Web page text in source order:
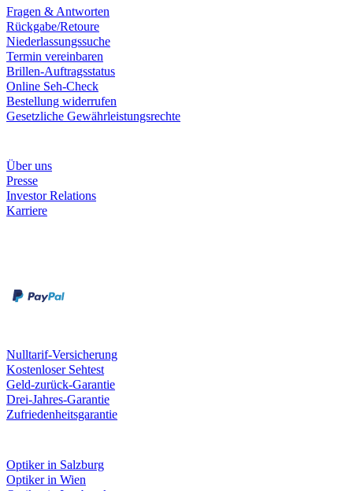
Fragen & Antworten
Rückgabe/Retoure
Niederlassungssuche
Termin vereinbaren
Brillen-Auftragsstatus
Online Seh-Check
Bestellung widerrufen
Gesetzliche Gewährleistungsrechte
Über uns
Presse
Investor Relations
Karriere
Nulltarif-Versicherung
Kostenloser Sehtest
Geld-zurück-Garantie
Drei-Jahres-Garantie
Zufriedenheitsgarantie
Optiker in Salzburg
Optiker in Wien